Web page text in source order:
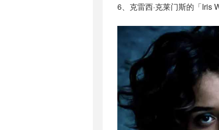
6、克雷西·克莱门斯的「Iris